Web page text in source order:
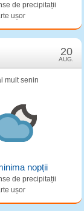
de precipitații
ușor
20
AUG.
mult senin
nopții
de precipitații
ușor